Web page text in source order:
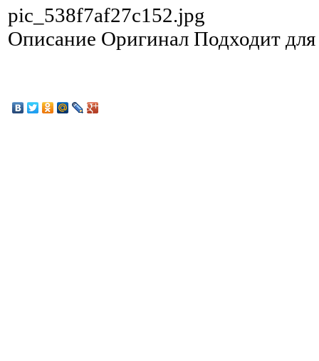
pic_538f7af27c152.jpg
Описание Оригинал Подходит